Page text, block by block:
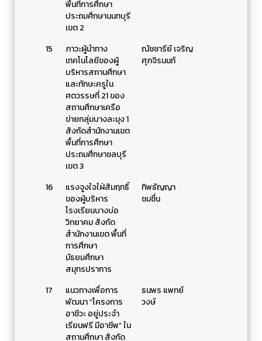
พื้นที่การศึกษา
ประถมศึกษานนทบุรี
เขต 2
15
ภาวะผู้นำทาง
เทคโนโลยีของผู้
บริหารสถานศึกษา
และทักษะครูใน
ศตวรรษที่ 21 ของ
สถานศึกษาเครือ
ข่ายกลุ่มบางละมุง 1
สังกัดสำนักงานเขต
พื้นที่การศึกษา
ประถมศึกษาชลบุรี
เขต 3
ณัชชารีย์ เจริญ
ศุภจิรนนท์
16
แรงจูงใจใฝ่สัมฤทธิ์
ของผู้บริหาร
โรงเรียนบางบ่อ
วิทยาคม สังกัด
สำนักงานเขต พื้นที่
การศึกษา
มัธยมศึกษา
สมุทรปราการ
ทิพธัญญา
ชมชื่น
17
แนวทางเพื่อการ
พัฒนา “โครงการ
อาชีวะ อยู่ประจำ
เรียนฟรี มีอาชีพ” ใน
สถานศึกษา สังกัด
ธนพร แพทย์
วงษ์